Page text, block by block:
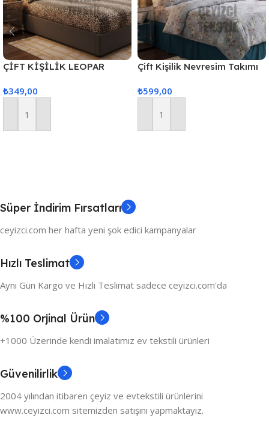
ÇİFT KİŞİLİK LEOPAR
TAKIMI – 2 ADET YASTIK
₺349,00
Sepete Ekle
Çift Kişilik Nevresim Takımı
₺599,00
Sepete Ekle
Süper İndirim Fırsatları
ceyizci.com her hafta yeni şok edici kampanyalar
Hızlı Teslimat
Aynı Gün Kargo ve Hızlı Teslimat sadece ceyizci.com'da
%100 Orjinal Ürün
+1000 Üzerinde kendi imalatımız ev tekstili ürünleri
Güvenilirlik
2004 yılından itibaren çeyiz ve evtekstili ürünlerini
www.ceyizci.com sitemizden satışını yapmaktayız.